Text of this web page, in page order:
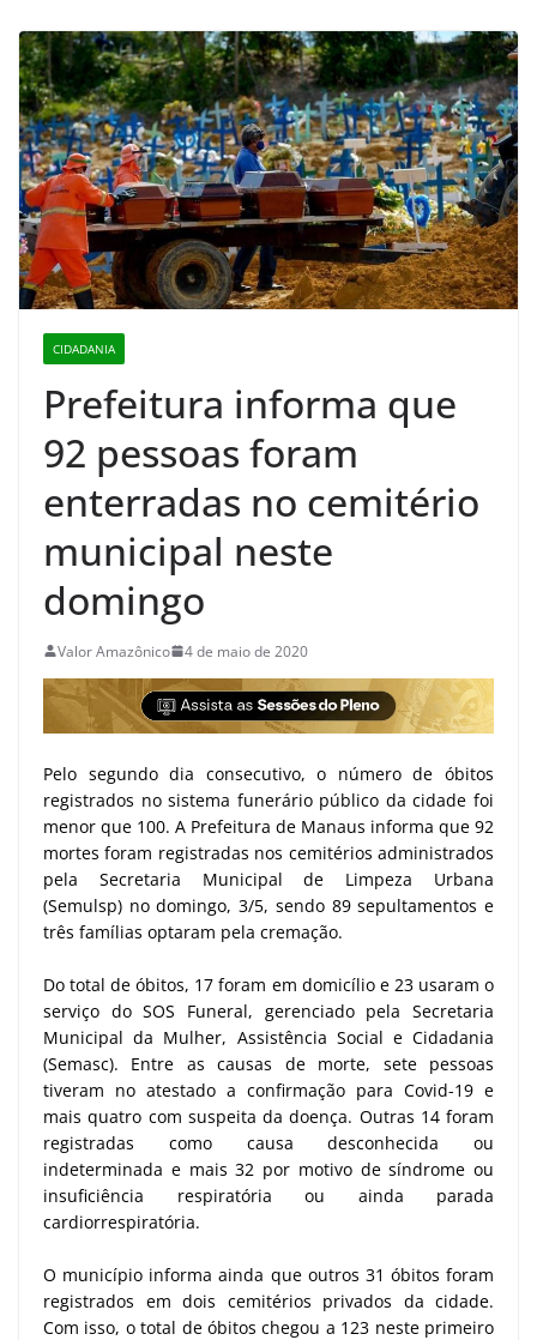
CIDADANIA
Prefeitura informa que
92 pessoas foram
enterradas no cemitério
municipal neste
domingo
Valor Amazônico 4 de maio de 2020
Pelo segundo dia consecutivo, o número de óbitos
registrados no sistema funerário público da cidade foi
menor que 100. A Prefeitura de Manaus informa que 92
mortes foram registradas nos cemitérios administrados
pela Secretaria Municipal de Limpeza Urbana
(Semulsp) no domingo, 3/5, sendo 89 sepultamentos e
três famílias optaram pela cremação.
Do total de óbitos, 17 foram em domicílio e 23 usaram o
serviço do SOS Funeral, gerenciado pela Secretaria
Municipal da Mulher, Assistência Social e Cidadania
(Semasc). Entre as causas de morte, sete pessoas
tiveram no atestado a confirmação para Covid-19 e
mais quatro com suspeita da doença. Outras 14 foram
registradas como causa desconhecida ou
indeterminada e mais 32 por motivo de síndrome ou
insuficiência respiratória ou ainda parada
cardiorrespiratória.
O município informa ainda que outros 31 óbitos foram
registrados em dois cemitérios privados da cidade.
Com isso, o total de óbitos chegou a 123 neste primeiro